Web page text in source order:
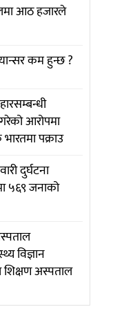
आठ हजारले
कम हुन्छ ?
आरोपमा
पक्राउ
दुर्घटना
५६९ जनाको
विज्ञान
शिक्षण अस्पताल